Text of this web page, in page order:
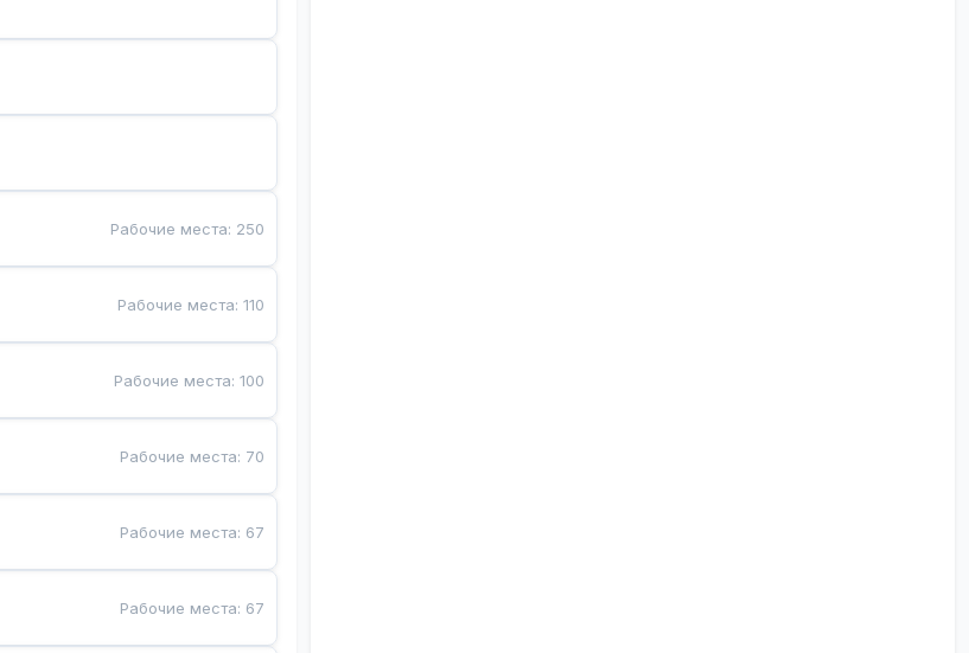
Рабочие места: 250
Рабочие места:110
Рабочие места:100
Рабочие места: 70
Рабочие места: 67
Рабочие места: 67